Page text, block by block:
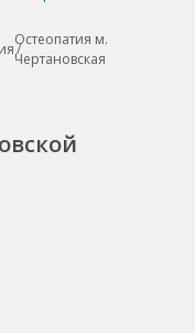
Остеопатия м.
Чертановская